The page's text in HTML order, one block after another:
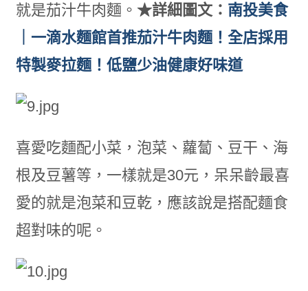
就是茄汁牛肉麵。 ★詳細圖文： 南投美食
｜一滴水麵館首推茄汁牛肉麵！全店採用
特製麥拉麵！低鹽少油健康好味道
喜愛吃麵配小菜，泡菜、蘿蔔、豆干、海
根及豆薯等，一樣就是30元，呆呆齡最喜
愛的就是泡菜和豆乾，應該說是搭配麵食
超對味的呢。